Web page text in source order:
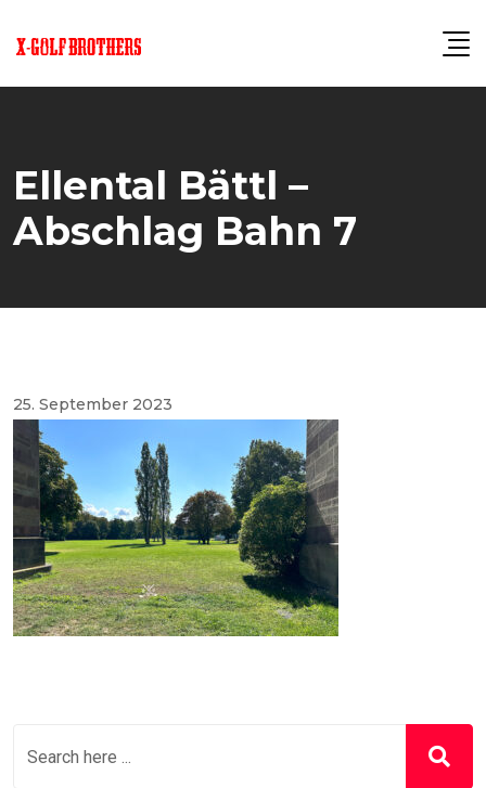
Ellental Bättl –
Abschlag Bahn 7
25. September 2023